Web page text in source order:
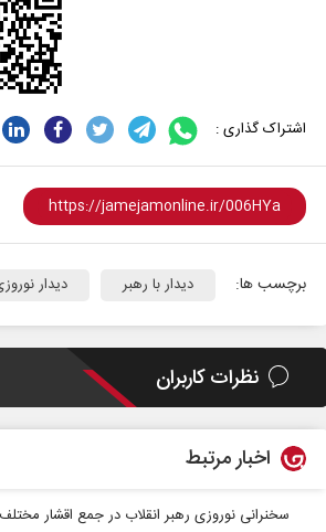
اشتراک گذاری :
برچسب ها: دیدار با رهبر دیدار
نظرات کاربران
اخبار مرتبط
سخنرانی نوروزی رهبر انقلاب در جمع اقشار